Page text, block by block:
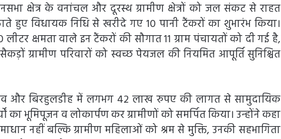
क्षेत्र के वनांचल और दूरस्थ ग्रामीण क्षेत्रों को जल संकट से राहत
हुए विधायक निधि से खरीदे गए 10 पानी टैंकरों का शुभारंभ किया।
क्षमता वाले इन टैंकरों की सौगात 11 ग्राम पंचायतों को दी गई है,
ग्रामीण परिवारों को स्वच्छ पेयजल की नियमित आपूर्ति सुनिश्चित
और बिरहुलडीह में लगभग 42 लाख रुपए की लागत से सामुदायिक
का भूमिपूजन व लोकार्पण कर ग्रामीणों को समर्पित किया। उन्होंने कहा
नहीं बल्कि ग्रामीण महिलाओं को श्रम से मुक्ति, उनकी सहभागिता